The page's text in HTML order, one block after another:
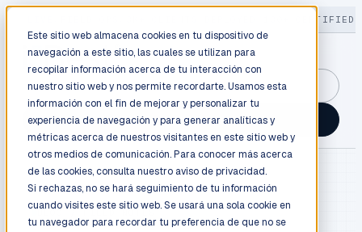
Este sitio web almacena cookies en tu dispositivo de
navegación a este sitio, las cuales se utilizan para
recopilar información acerca de tu interacción con
nuestro sitio web y nos permite recordarte. Usamos esta
información con el fin de mejorar y personalizar tu
experiencia de navegación y para generar analíticas y
métricas acerca de nuestros visitantes en este sitio web y
otros medios de comunicación. Para conocer más acerca
de las cookies, consulta nuestro aviso de privacidad.
Si rechazas, no se hará seguimiento de tu información
cuando visites este sitio web. Se usará una sola cookie en
tu navegador para recordar tu preferencia de que no se
130+ CERTIFIED
GuidancePlex →
Talk to an engineer →